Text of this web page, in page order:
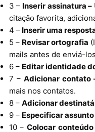
3 – Inserir assinatura –
citação favorita,
4 –Inserir uma
5 – Revisar ortografia
mails antes de enviá-
6 – Editar identidade
7 – Adicionar contato
mais nos contatos.
8 – Adicionar
9 – Especificar
10 – Colocar